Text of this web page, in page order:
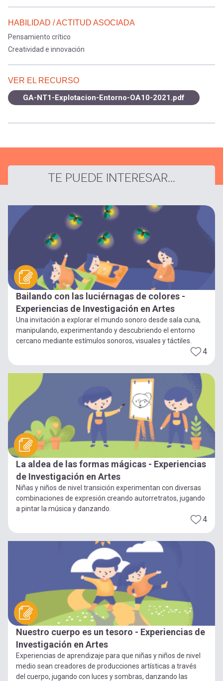
HABILIDAD / ACTITUD ASOCIADA
Pensamiento crítico
Creatividad e innovación
VER EL RECURSO
GA-NT1-Explotacion-Entorno-OA10-2021.pdf
TE PUEDE INTERESAR...
Bailando con las luciérnagas de colores -
Experiencias de Investigación en Artes
Una invitación a explorar el mundo sonoro desde sala cuna,
manipulando, experimentando y descubriendo el entorno
cercano mediante estímulos sonoros, visuales y táctiles.
4
La aldea de las formas mágicas - Experiencias
de Investigación en Artes
Niñas y niños de nivel transición experimentan con diversas
combinaciones de expresión creando autorretratos, jugando
a pintar la música y danzando.
4
Nuestro cuerpo es un tesoro - Experiencias de
Investigación en Artes
Experiencias de aprendizaje para que niñas y niños de nivel
medio sean creadores de producciones artísticas a través
del cuerpo, jugando con luces y sombras, danzando las